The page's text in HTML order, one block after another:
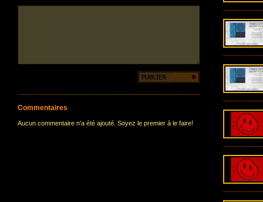
Commentaires
Aucun commentaire n'a été ajouté. Soyez le premier à le faire!